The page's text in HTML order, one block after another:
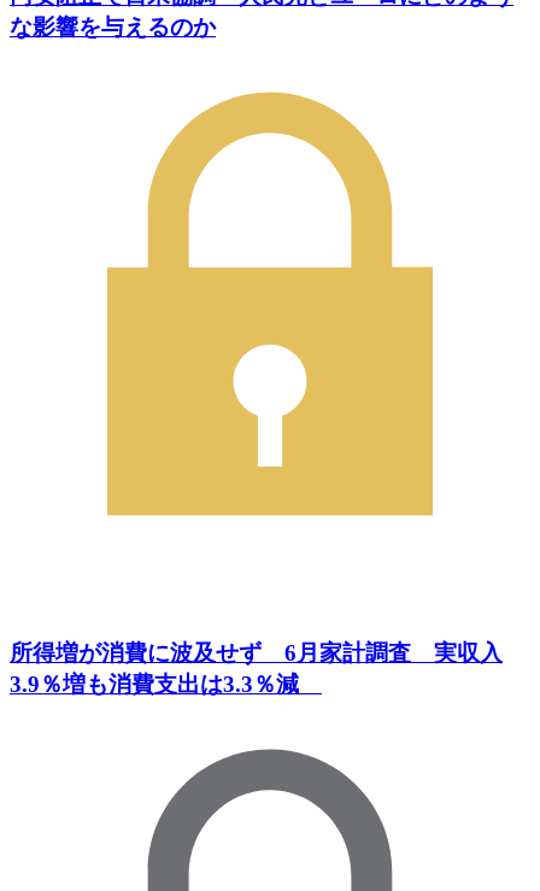
な影響を与えるのか
所得増が消費に波及せず 6月家計調査 実収入
3.9％増も消費支出は3.3％減